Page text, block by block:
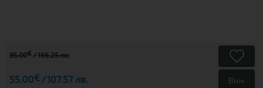
85.00€ 166.25 лв.
55.00€ 107.57 лв. Виж